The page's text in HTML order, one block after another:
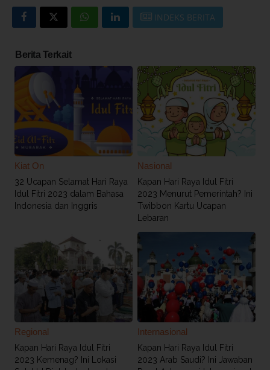
INDEKS BERITA
Berita Terkait
Kiat On
32 Ucapan Selamat Hari Raya
Idul Fitri 2023 dalam Bahasa
Indonesia dan Inggris
Nasional
Kapan Hari Raya Idul Fitri
2023 Menurut Pemerintah? Ini
Twibbon Kartu Ucapan
Lebaran
Regional
Kapan Hari Raya Idul Fitri
2023 Kemenag? Ini Lokasi
Internasional
Kapan Hari Raya Idul Fitri
2023 Arab Saudi? Ini Jawaban